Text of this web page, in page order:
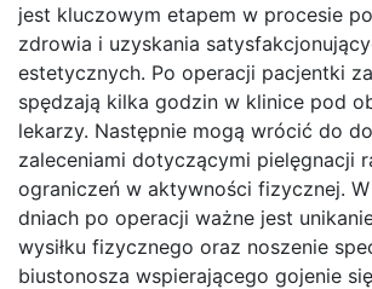
jest kluczowym etapem w procesie
zdrowia i uzyskania
estetycznych. Po operacji pacjentki
spędzają kilka godzin w klinice pod
lekarzy. Następnie mogą wrócić do
zaleceniami dotyczącymi pielęgnacji
ograniczeń w aktywności fizycznej.
dniach po operacji ważne jest
wysiłku fizycznego oraz noszenie
biustonosza wspierającego gojenie